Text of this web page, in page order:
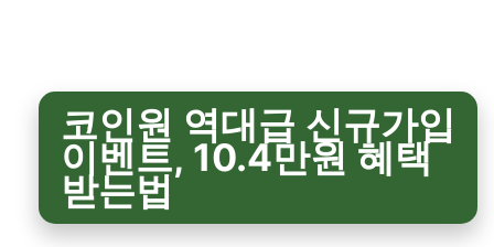
코인원 역대급 신규가입
이벤트, 10.4만원 혜택
받는법